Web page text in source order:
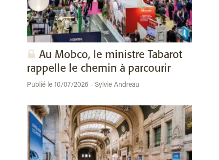
Au Mobco, le ministre Tabarot
rappelle le chemin à parcourir
Publié le 10/07/2026 - Sylvie Andreau